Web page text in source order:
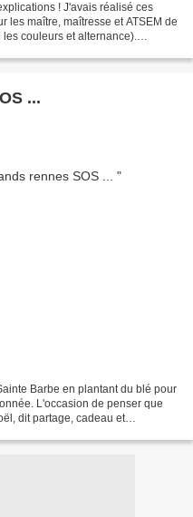
! J'avais réalisé ces
les maître, maîtresse et ATSEM de
couleurs et alternance).
...
Barbe en plantant du blé pour
L'occasion de penser que
dit partage, cadeau et